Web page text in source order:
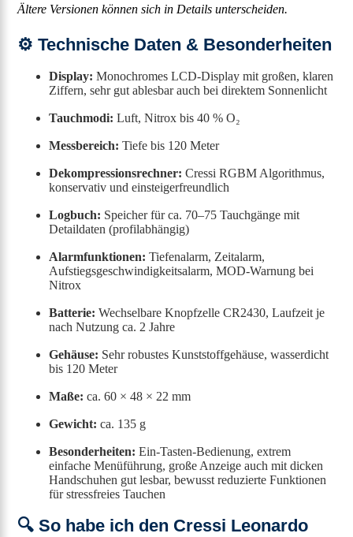
Ältere Versionen können sich in Details unterscheiden.
⚙️ Technische Daten & Besonderheiten
Display: Monochromes LCD-Display mit großen, klaren
Ziffern, sehr gut ablesbar auch bei direktem Sonnenlicht
Tauchmodi: Luft, Nitrox bis 40 % O₂
Messbereich: Tiefe bis 120 Meter
Dekompressionsrechner: Cressi RGBM Algorithmus,
konservativ und einsteigerfreundlich
Logbuch: Speicher für ca. 70–75 Tauchgänge mit
Detaildaten (profilabhängig)
Alarmfunktionen: Tiefenalarm, Zeitalarm,
Aufstiegsgeschwindigkeitsalarm, MOD-Warnung bei
Nitrox
Batterie: Wechselbare Knopfzelle CR2430, Laufzeit je
nach Nutzung ca. 2 Jahre
Gehäuse: Sehr robustes Kunststoffgehäuse, wasserdicht
bis 120 Meter
Maße: ca. 60 × 48 × 22 mm
Gewicht: ca. 135 g
Besonderheiten: Ein-Tasten-Bedienung, extrem
einfache Menüführung, große Anzeige auch mit dicken
Handschuhen gut lesbar, bewusst reduzierte Funktionen
für stressfreies Tauchen
🔍 So habe ich den Cressi Leonardo